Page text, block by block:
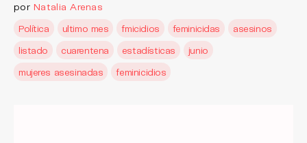
por Natalia Arenas
Política
ultimo mes fmicidios feminicidas
asesinos
listado
cuarentena estadísticas
junio
mujeres asesinadas
feminicidios